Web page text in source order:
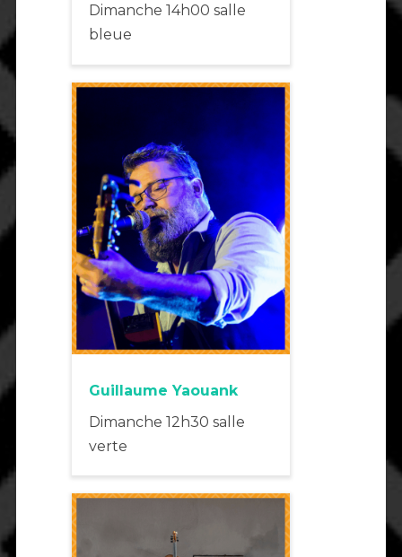
Dimanche 14h00 salle
bleue
Guillaume Yaouank
Dimanche 12h30 salle
verte